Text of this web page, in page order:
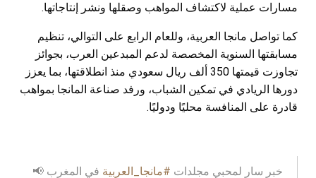
مسارات عملية لاكتشاف المواهب وصقلها ونشر إنتاجاتها.
كما تواصل مانجا العربية، وللعام الرابع على التوالي، تنظيم
مسابقتها السنوية المخصصة لدعم المبدعين العرب، بجوائز
تجاوزت قيمتها 350 ألف ريال سعودي منذ انطلاقتها، بما يعزز
دورها الريادي في تمكين الشباب، ورفد صناعة المانجا بمواهب
قادرة على المنافسة محليًا ودوليًا.
خبر سار لمحبي مجلدات #مانجا_العربية في المغرب 📢